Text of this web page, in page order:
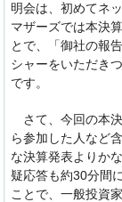
明会は、初めてネ
マザーズでは本決
とで、「御社の報
シャーをいただき
です。
さて、今回の本
ら参加した人など
な決算発表よりか
疑応答も約30分間
ことで、一般投資